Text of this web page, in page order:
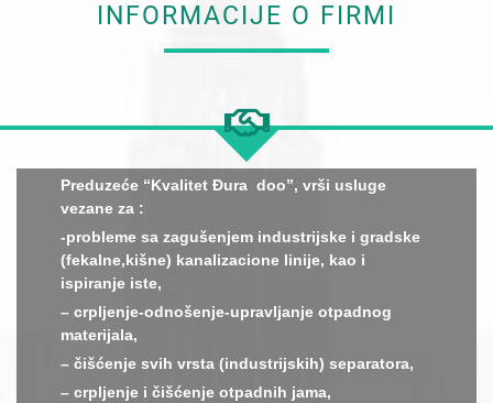
INFORMACIJE O FIRMI
Preduzeće “Kvalitet Đura doo”, vrši usluge
vezane za :
-probleme sa zagušenjem industrijske i gradske
(fekalne,kišne) kanalizaciоnе linije, kao i
ispiranje iste,
– crpljenje-odnošenje-upravljanje otpadnog
materijala,
– čišćenje svih vrsta (industrijskih) separatora,
– crpljenje i čišćenje otpadnih jama,